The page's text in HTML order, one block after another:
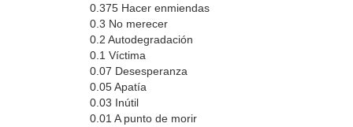
0.375 Hacer enmiendas
0.3 No merecer
0.2 Autodegradación
0.1 Víctima
0.07 Desesperanza
0.05 Apatía
0.03 Inútil
0.01 A punto de morir